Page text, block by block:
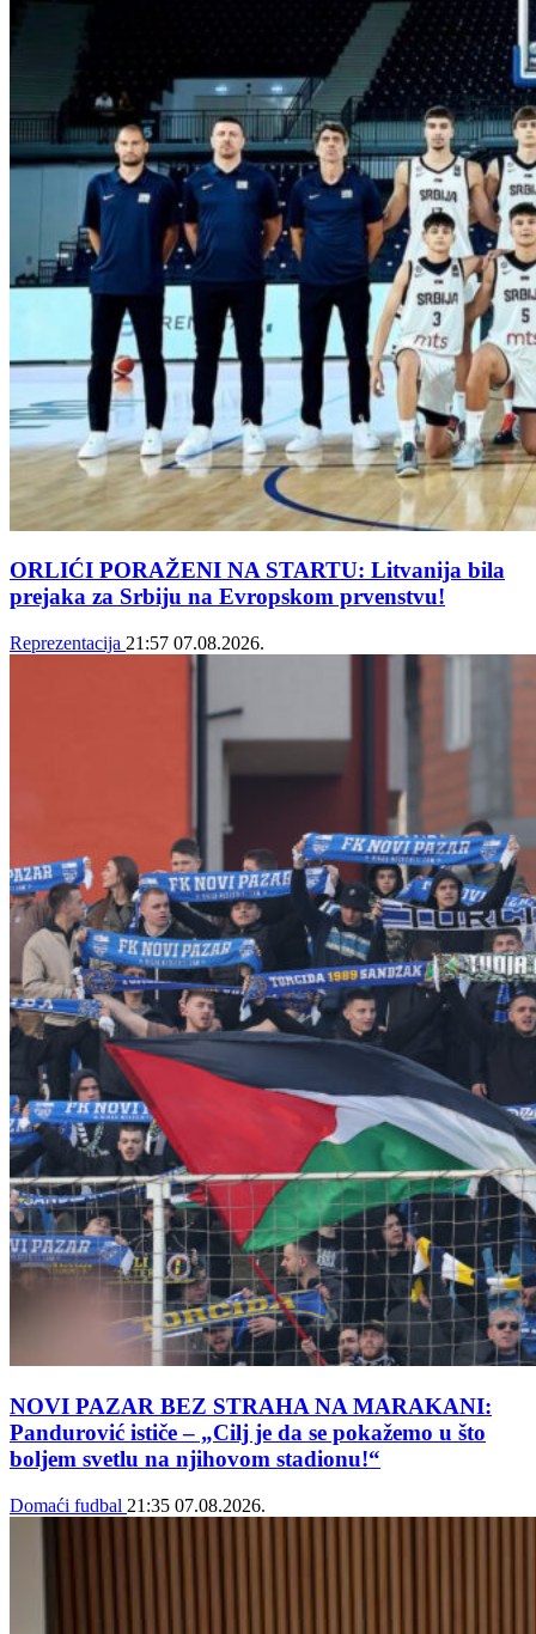
ORLIĆI PORAŽENI NA STARTU: Litvanija bila
prejaka za Srbiju na Evropskom prvenstvu!
Reprezentacija 21:57 07.08.2026.
NOVI PAZAR BEZ STRAHA NA MARAKANI:
Pandurović ističe – „Cilj je da se pokažemo u što
boljem svetlu na njihovom stadionu!“
Domaći fudbal 21:35 07.08.2026.